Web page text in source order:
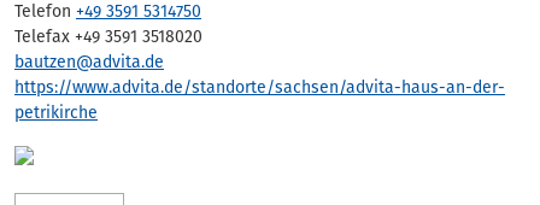
Telefon +49 3591 5314750
Telefax +49 3591 3518020
bautzen@advita.de
https://www.advita.de/standorte/sachsen/advita-haus-an-der-
petrikirche